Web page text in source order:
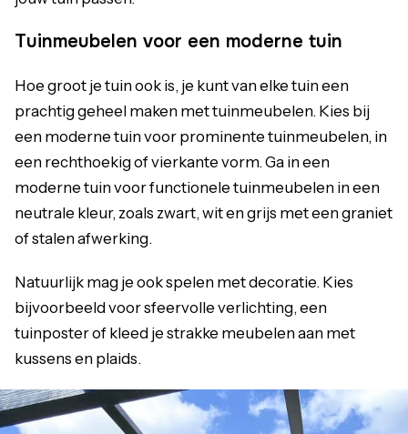
Tuinmeubelen voor een moderne tuin
Hoe groot je tuin ook is, je kunt van elke tuin een
prachtig geheel maken met tuinmeubelen. Kies bij
een moderne tuin voor prominente tuinmeubelen, in
een rechthoekig of vierkante vorm. Ga in een
moderne tuin voor functionele tuinmeubelen in een
neutrale kleur, zoals zwart, wit en grijs met een graniet
of stalen afwerking.
Natuurlijk mag je ook spelen met decoratie. Kies
bijvoorbeeld voor sfeervolle verlichting, een
tuinposter of kleed je strakke meubelen aan met
kussens en plaids.